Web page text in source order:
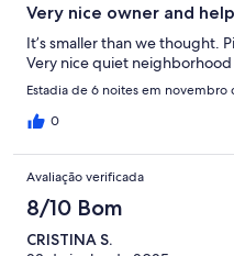
Very nice owner and
It’s smaller than we thought.
Very nice quiet
Estadia de 6 noites em novembro
0
Avaliação verificada
8/10 Bom
CRISTINA S.